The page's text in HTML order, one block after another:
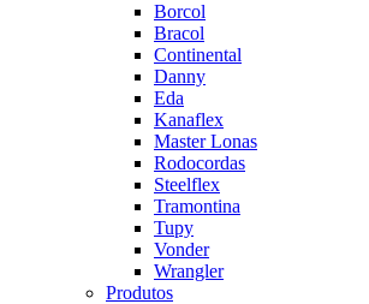
Borcol
Bracol
Continental
Danny
Eda
Kanaflex
Master Lonas
Rodocordas
Steelflex
Tramontina
Tupy
Vonder
Wrangler
Produtos